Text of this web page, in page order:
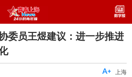
委员王煜建议：进一步推进
上海
